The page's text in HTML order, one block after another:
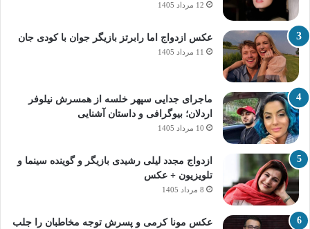
12 مرداد 1405
عکس ازدواج اما رابرتز بازیگر جوان با کودی جان
11 مرداد 1405
ماجرای جدایی سپهر خلسه از همسرش نیلوفر
اردلان؛ بیوگرافی و داستان آشنایی
10 مرداد 1405
ازدواج مجدد لیلی رشیدی بازیگر و گوینده سینما و
تلویزیون + عکس
8 مرداد 1405
عکس مونا کرمی و پسرش توجه مخاطبان را جلب